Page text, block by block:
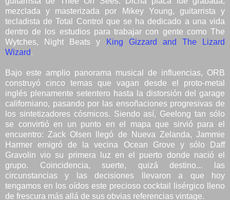
mezclada y masterizada por Mikey Young, guitarrista y
tecladista de Total Control que se ha dedicado a una vida
dentro de los estudios para trabajar con gente como The
Wytches, Night Beats y
King Gizzard and The Lizard
Wizard.
Bajo este amplio panorama musical de influencias, ORB
construyó cinco temas que vagan desde el proto-metal
inglés plenamente setentero hasta la distorsión del garage
californiano, pasando por las ensoñaciones progresivas de
los sintetizadores cósmicos. Siendo así, Geelong tan sólo
se convirtió en un punto en el mapa que sirvió para el
encuentro: Zack Olsen llegó de Nueva Zelanda, Jammie
Harmer emigró de la vecina Ocean Grove y sólo Daff
Gravolin vio su primera luz en el puerto donde nació el
grupo. Coincidencia, suerte, quizá destino... las
circunstancias y las decisiones llevaron a que hoy
tengamos en los oídos este precioso cocktail lisérgico lleno
de frescura más allá de sus obvias referencias vintage.